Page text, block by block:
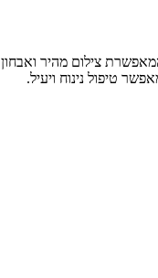
צילום מהיר ואבחון